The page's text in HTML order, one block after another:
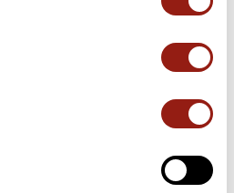
de 157,5 km à proximité de La
de plus de 1560m. Prévoyez
pour réaliser ce parcours.